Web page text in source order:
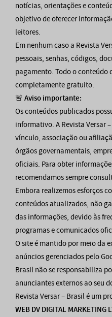
notícias, orientações e
objetivo de oferecer
leitores.
Em nenhum caso a Revista
pessoais, senhas, códigos,
pagamento. Todo o conteúdo
completamente gratuito.
🚨 Aviso importante:
Os conteúdos publicados
informativo. A Revista Versar
vínculo, associação ou
órgãos governamentais,
oficiais. Para obter
recomendamos sempre
Embora realizemos esforços
conteúdos atualizados, não
das informações, devido às
programas e comunicados
O site é mantido por meio da
anúncios gerenciados pelo
Brasil não se responsabiliza
anunciantes externos ao seu
Revista Versar – Brasil é um
WEB DV DIGITAL MARKETING